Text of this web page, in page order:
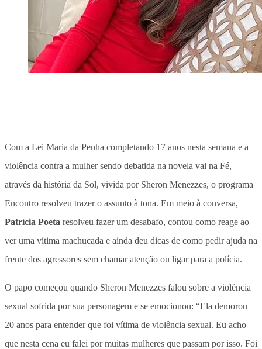
Com a Lei Maria da Penha completando 17 anos nesta semana e a
violência contra a mulher sendo debatida na novela vai na Fé,
através da história da Sol, vivida por Sheron Menezzes, o programa
Encontro resolveu trazer o assunto à tona. Em meio à conversa,
Patrícia Poeta resolveu fazer um desabafo, contou como reage ao
ver uma vítima machucada e ainda deu dicas de como pedir ajuda na
frente dos agressores sem chamar atenção ou ligar para a polícia.
O papo começou quando Sheron Menezzes falou sobre a violência
sexual sofrida por sua personagem e se emocionou: “Ela demorou
20 anos para entender que foi vítima de violência sexual. Eu acho
que nesta cena eu falei por muitas mulheres que passam por isso. Foi